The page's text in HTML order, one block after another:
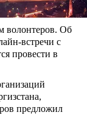
волонтеров. Об
встречи с
провести в
предложил